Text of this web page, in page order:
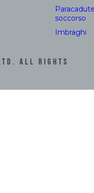
soccorso
Imbraghi
All Rights